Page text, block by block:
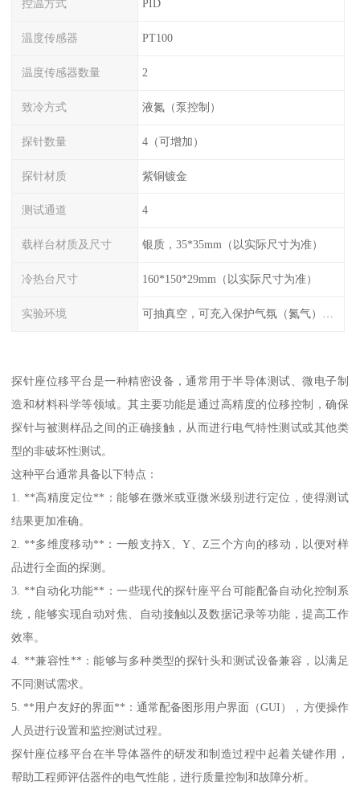
控温方式 PID
温度传感器 PT100
温度传感器数量 2
致冷方式 液氮（泵控制）
探针数量 4（可增加）
探针材质 紫铜镀金
测试通道 4
载样台材质及尺寸 银质，35*35mm（以实际尺寸为准）
冷热台尺寸 160*150*29mm（以实际尺寸为准）
实验环境
探针座位移平台是一种精密设备，通常用于半导体测试、微电子制
造和材料科学等领域。其主要功能是通过高精度的位移控制，确保
探针与被测样品之间的正确接触，从而进行电气特性测试或其他类
型的非破坏性测试。
这种平台通常具备以下特点：
1. **高精度定位**：能够在微米或亚微米级别进行定位，使得测试
结果更加准确。
2. **多维度移动**：一般支持X、Y、Z三个方向的移动，以便对样
品进行全面的探测。
3. **自动化功能**：一些现代的探针座平台可能配备自动化控制系
统，能够实现自动对焦、自动接触以及数据记录等功能，提高工作
效率。
4. **兼容性**：能够与多种类型的探针头和测试设备兼容，以满足
不同测试需求。
5. **用户友好的界面**：通常配备图形用户界面（GUI），方便操作
人员进行设置和监控测试过程。
探针座位移平台在半导体器件的研发和制造过程中起着关键作用，
帮助工程师评估器件的电气性能，进行质量控制和故障分析。